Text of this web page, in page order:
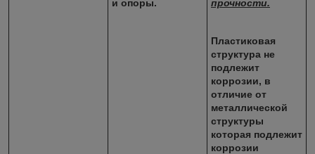
и опоры. прочности.
Пластиковая
структура не
подлежит
коррозии, в
отличие от
металлической
структуры
которая подлежит
коррозии